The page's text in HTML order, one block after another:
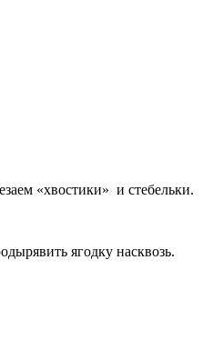
«хвостики» и стебельки.
ягодку насквозь.